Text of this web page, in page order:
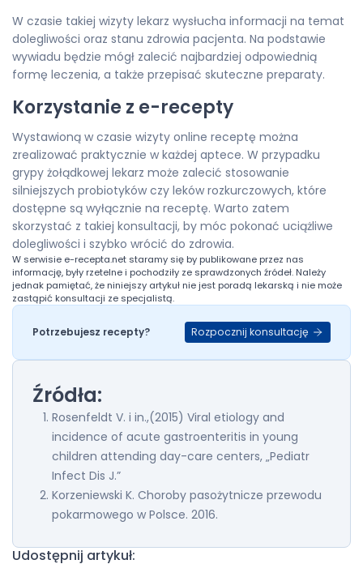
W czasie takiej wizyty lekarz wysłucha informacji na temat
dolegliwości oraz stanu zdrowia pacjenta. Na podstawie
wywiadu będzie mógł zalecić najbardziej odpowiednią
formę leczenia, a także przepisać skuteczne preparaty.
Korzystanie z e-recepty
Wystawioną w czasie wizyty online receptę można
zrealizować praktycznie w każdej aptece. W przypadku
grypy żołądkowej lekarz może zalecić stosowanie
silniejszych probiotyków czy leków rozkurczowych, które
dostępne są wyłącznie na receptę. Warto zatem
skorzystać z takiej konsultacji, by móc pokonać uciążliwe
dolegliwości i szybko wrócić do zdrowia.
W serwisie e-recepta.net staramy się by publikowane przez nas
informację, były rzetelne i pochodziły ze sprawdzonych źródeł. Należy
jednak pamiętać, że niniejszy artykuł nie jest poradą lekarską i nie może
zastąpić konsultacji ze specjalistą.
Potrzebujesz recepty? Rozpocznij konsultację
Źródła:
Rosenfeldt V. i in.,(2015) Viral etiology and
incidence of acute gastroenteritis in young
children attending day-care centers, „Pediatr
Infect Dis J.”
Korzeniewski K. Choroby pasożytnicze przewodu
pokarmowego w Polsce. 2016.
Udostępnij artykuł: